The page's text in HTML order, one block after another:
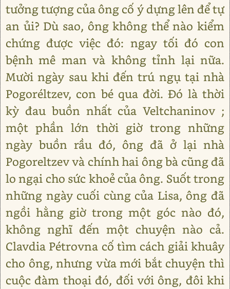
tưởng tượng của ông cố ý dựng lên để tự
an ủi? Dù sao, ông không thể nào kiểm
chứng được việc đó: ngay tối đó con
bệnh mê man và không tỉnh lại nữa.
Mười ngày sau khi đến trú ngụ tại nhà
Pogoréltzev, con bé qua đời. Đó là thời
kỳ đau buồn nhất của Veltchaninov ;
một phần lớn thời giờ trong những
ngày buồn rầu đó, ông đã ở lại nhà
Pogoreltzev và chính hai ông bà cũng đã
lo ngại cho sức khoẻ của ông. Suốt trong
những ngày cuối cùng của Lisa, ông đã
ngồi hằng giờ trong một góc nào đó,
không nghĩ đến một chuyện nào cả.
Clavdia Pétrovna cố tìm cách giải khuây
cho ông, nhưng vừa mới bắt chuyện thì
cuộc đàm thoại đó, đối với ông, đôi khi